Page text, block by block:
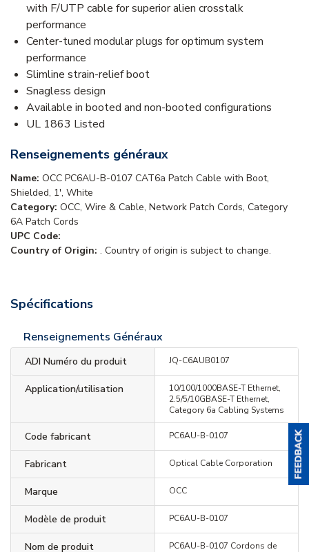
with F/UTP cable for superior alien crosstalk
performance
Center-tuned modular plugs for optimum system
performance
Slimline strain-relief boot
Snagless design
Available in booted and non-booted configurations
UL 1863 Listed
Renseignements généraux
Name: OCC PC6AU-B-0107 CAT6a Patch Cable with Boot,
Shielded, 1', White
Category: OCC, Wire & Cable, Network Patch Cords, Category
6A Patch Cords
UPC Code:
Country of Origin: . Country of origin is subject to change.
Spécifications
Renseignements Généraux
ADI Numéro du produit JQ-C6AUB0107
Application/utilisation
10/100/1000BASE-T Ethernet,
2.5/5/10GBASE-T Ethernet,
Category 6a Cabling Systems
Code fabricant PC6AU-B-0107
Fabricant Optical Cable Corporation
Marque OCC
Modèle de produit PC6AU-B-0107
Nom de produit
PC6AU-B-0107 Cordons de